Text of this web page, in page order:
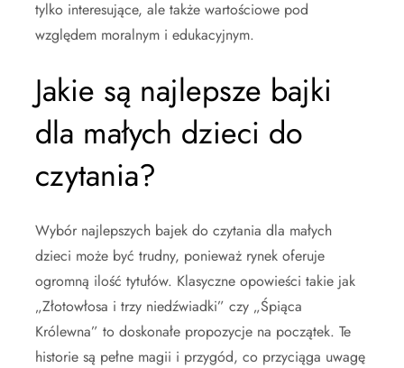
tylko interesujące, ale także wartościowe pod
względem moralnym i edukacyjnym.
Jakie są najlepsze bajki
dla małych dzieci do
czytania?
Wybór najlepszych bajek do czytania dla małych
dzieci może być trudny, ponieważ rynek oferuje
ogromną ilość tytułów. Klasyczne opowieści takie jak
„Złotowłosa i trzy niedźwiadki” czy „Śpiąca
Królewna” to doskonałe propozycje na początek. Te
historie są pełne magii i przygód, co przyciąga uwagę